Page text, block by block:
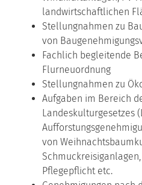
landwirtschaftlichen
Stellungnahmen zu
von
Fachlich begleitende
Flurneuordnung
Stellungnahmen zu
Aufgaben im Bereich
Landeskulturgesetzes
von
Pflegepflicht etc.